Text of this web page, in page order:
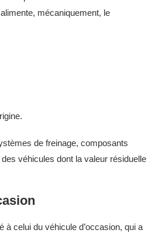
mécaniquement, le
de freinage, composants
véhicules dont la valeur résiduelle
à celui du véhicule d’occasion, qui a